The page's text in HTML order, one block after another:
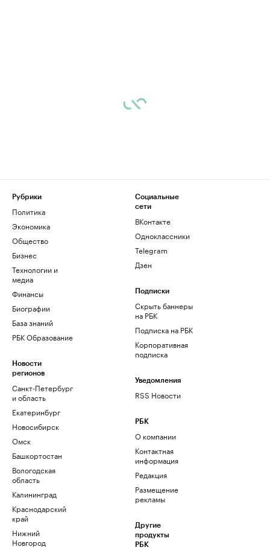
Рубрики
Политика
Экономика
Общество
Бизнес
Технологии и
медиа
Финансы
Биографии
База знаний
РБК Образование
Новости
регионов
Санкт-Петербург
и область
Екатеринбург
Новосибирск
Омск
Башкортостан
Вологодская
область
Калининград
Краснодарский
край
Нижний
Новгород
Социальные
сети
ВКонтакте
Одноклассники
Telegram
Дзен
Подписки
Скрыть баннеры
на РБК
Подписка на РБК
Корпоративная
подписка
Уведомления
RSS Новости
РБК
О компании
Контактная
информация
Редакция
Размещение
рекламы
Другие
продукты
РБК